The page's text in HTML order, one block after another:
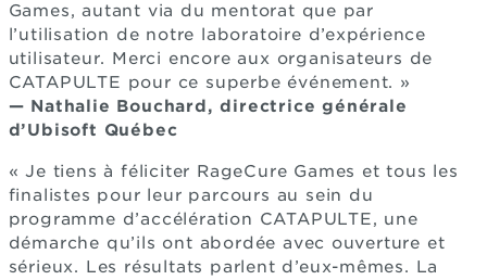
Games, autant via du mentorat que par
l’utilisation de notre laboratoire d’expérience
utilisateur. Merci encore aux organisateurs de
CATAPULTE pour ce superbe événement. »
— Nathalie Bouchard, directrice générale
d’Ubisoft Québec
« Je tiens à féliciter RageCure Games et tous les
finalistes pour leur parcours au sein du
programme d’accélération CATAPULTE, une
démarche qu’ils ont abordée avec ouverture et
sérieux. Les résultats parlent d’eux-mêmes. La